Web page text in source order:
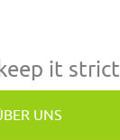
it
UNS